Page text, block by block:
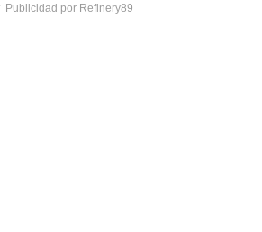
Publicidad por Refinery89